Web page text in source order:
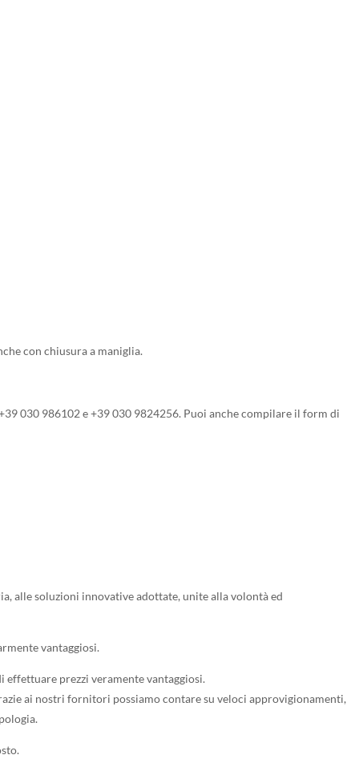
con chiusura a maniglia.
030 986102 e +39 030 9824256. Puoi anche compilare il form di
alle soluzioni innovative adottate, unite alla volontà ed
vantaggiosi.
prezzi veramente vantaggiosi.
ai nostri fornitori possiamo contare su veloci approvigionamenti,